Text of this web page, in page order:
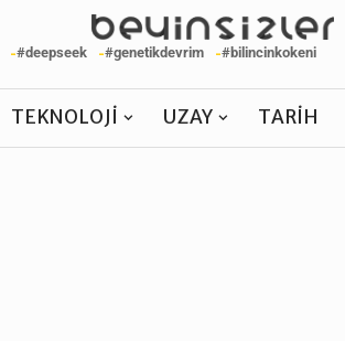
#deepseek #genetikdevrim #bilincinkokeni
TEKNOLOJI UZAY TARIH